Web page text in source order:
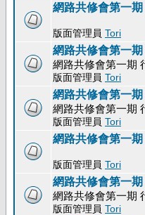
網路共修會第一
版面管理員 Tori
網路共修會第一
網路共修會第一期
版面管理員 Tori
網路共修會第一
網路共修會第一期
版面管理員 Tori
網路共修會第一
版面管理員 Tori
網路共修會第一
網路共修會第一期
版面管理員 Tori